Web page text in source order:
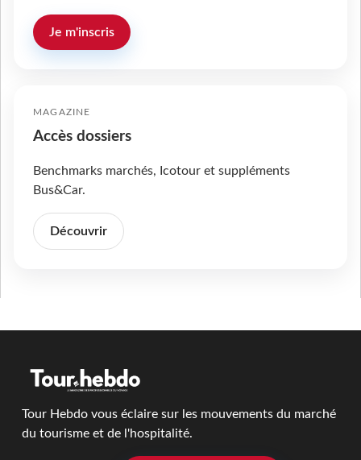
Je m'inscris
MAGAZINE
Accès dossiers
Benchmarks marchés, Icotour et suppléments
Bus&Car.
Découvrir
Tour Hebdo vous éclaire sur les mouvements du marché
du tourisme et de l'hospitalité.